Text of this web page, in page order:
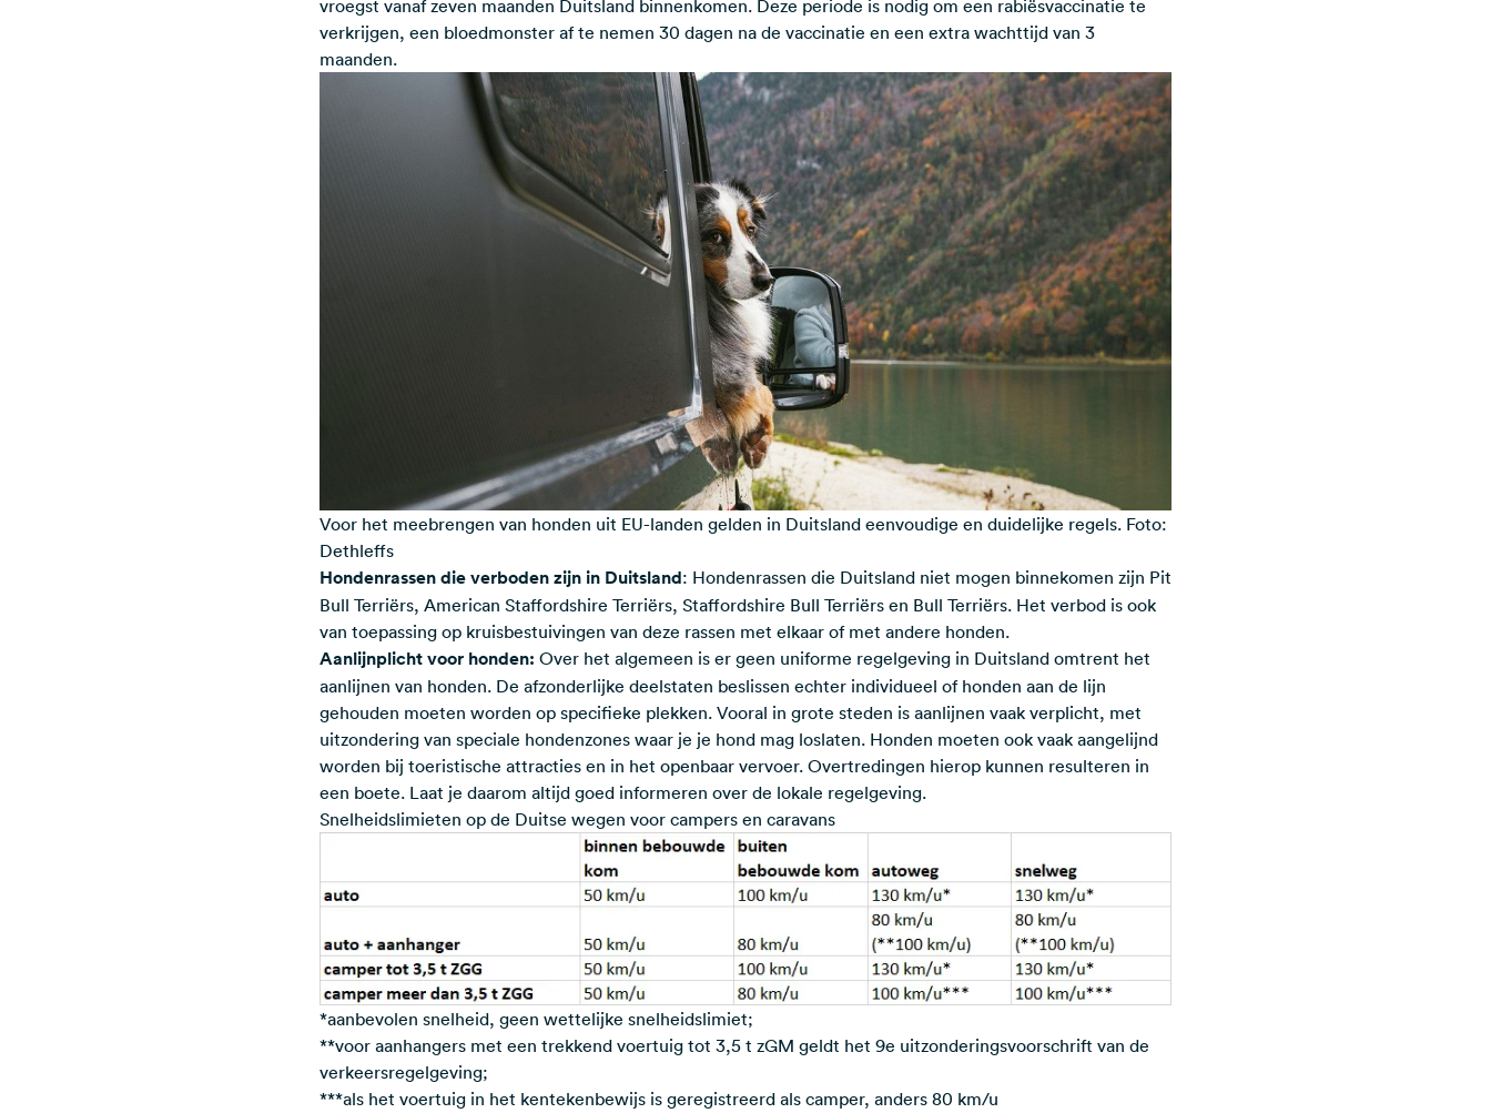
vroegst vanaf zeven maanden Duitsland binnenkomen. Deze periode is nodig om een rabiësvaccinatie te
verkrijgen, een bloedmonster af te nemen 30 dagen na de vaccinatie en een extra wachttijd van 3
maanden.
Voor het meebrengen van honden uit EU-landen gelden in Duitsland eenvoudige en duidelijke regels. Foto:
Dethleffs
Hondenrassen die verboden zijn in Duitsland: Hondenrassen die Duitsland niet mogen binnekomen zijn Pit
Bull Terriërs, American Staffordshire Terriërs, Staffordshire Bull Terriërs en Bull Terriërs. Het verbod is ook
van toepassing op kruisbestuivingen van deze rassen met elkaar of met andere honden.
Aanlijnplicht voor honden: Over het algemeen is er geen uniforme regelgeving in Duitsland omtrent het
aanlijnen van honden. De afzonderlijke deelstaten beslissen echter individueel of honden aan de lijn
gehouden moeten worden op specifieke plekken. Vooral in grote steden is aanlijnen vaak verplicht, met
uitzondering van speciale hondenzones waar je je hond mag loslaten. Honden moeten ook vaak aangelijnd
worden bij toeristische attracties en in het openbaar vervoer. Overtredingen hierop kunnen resulteren in
een boete. Laat je daarom altijd goed informeren over de lokale regelgeving.
Snelheidslimieten op de Duitse wegen voor campers en caravans
*aanbevolen snelheid, geen wettelijke snelheidslimiet;
**voor aanhangers met een trekkend voertuig tot 3,5 t zGM geldt het 9e uitzonderingsvoorschrift van de
verkeersregelgeving;
***als het voertuig in het kentekenbewijs is geregistreerd als camper, anders 80 km/u